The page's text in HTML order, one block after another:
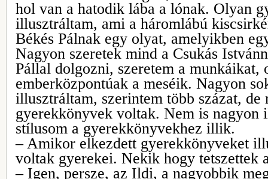
hol van a hatodik lába a lónak. Olyan
illusztráltam, ami a háromlábú
Békés Pálnak egy olyat, amelyikben
Nagyon szeretek mind a Csukás
Pállal dolgozni, szeretem a munkáikat,
emberközpontúak a meséik. Nagyon
illusztráltam, szerintem több százat, de
gyerekkönyvek voltak. Nem is nagyon
stílusom a gyerekkönyvekhez illik.
– Amikor elkezdett gyerekkönyveket
voltak gyerekei. Nekik hogy tetszettek
– Igen, persze, az Ildi, a nagyobbik